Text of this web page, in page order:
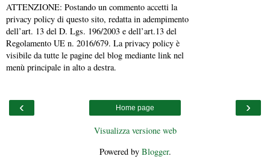
ATTENZIONE: Postando un commento accetti la
privacy policy di questo sito, redatta in adempimento
dell’art. 13 del D. Lgs. 196/2003 e dell’art.13 del
Regolamento UE n. 2016/679. La privacy policy è
visibile da tutte le pagine del blog mediante link nel
menù principale in alto a destra.
‹ ›
Home page
Visualizza versione web
Powered by Blogger.